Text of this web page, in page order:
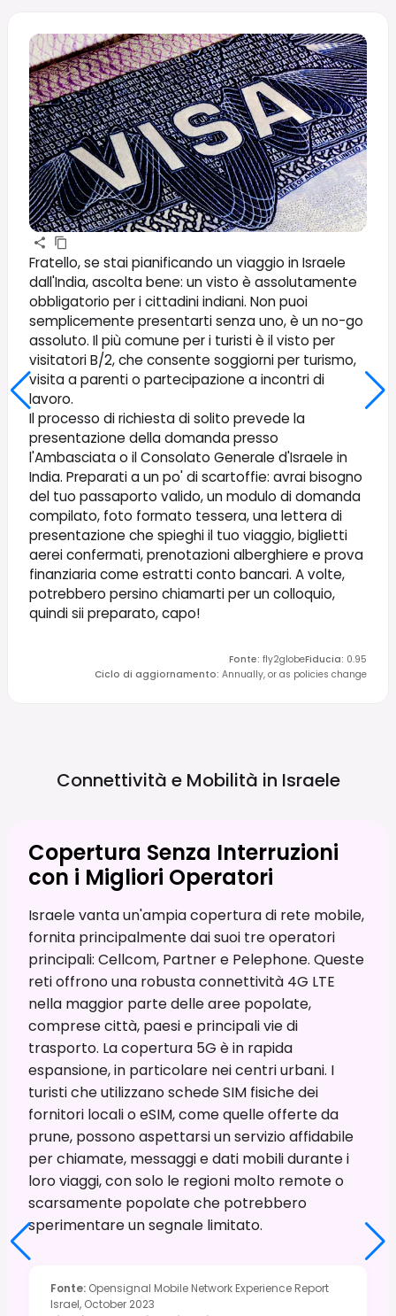
Fratello, se stai pianificando un viaggio in Israele
dall'India, ascolta bene: un visto è assolutamente
obbligatorio per i cittadini indiani. Non puoi
semplicemente presentarti senza uno, è un no-go
assoluto. Il più comune per i turisti è il visto per
visitatori B/2, che consente soggiorni per turismo,
visita a parenti o partecipazione a incontri di
lavoro.
Il processo di richiesta di solito prevede la
presentazione della domanda presso
l'Ambasciata o il Consolato Generale d'Israele in
India. Preparati a un po' di scartoffie: avrai bisogno
del tuo passaporto valido, un modulo di domanda
compilato, foto formato tessera, una lettera di
presentazione che spieghi il tuo viaggio, biglietti
aerei confermati, prenotazioni alberghiere e prova
finanziaria come estratti conto bancari. A volte,
potrebbero persino chiamarti per un colloquio,
quindi sii preparato, capo!
Fonte: fly2globeFiducia: 0.95
Ciclo di aggiornamento: Annually, or as policies change
Connettività e Mobilità in Israele
Copertura Senza Interruzioni
con i Migliori Operatori
Israele vanta un'ampia copertura di rete mobile,
fornita principalmente dai suoi tre operatori
principali: Cellcom, Partner e Pelephone. Queste
reti offrono una robusta connettività 4G LTE
nella maggior parte delle aree popolate,
comprese città, paesi e principali vie di
trasporto. La copertura 5G è in rapida
espansione, in particolare nei centri urbani. I
turisti che utilizzano schede SIM fisiche dei
fornitori locali o eSIM, come quelle offerte da
prune, possono aspettarsi un servizio affidabile
per chiamate, messaggi e dati mobili durante i
loro viaggi, con solo le regioni molto remote o
scarsamente popolate che potrebbero
sperimentare un segnale limitato.
Fonte: Opensignal Mobile Network Experience Report
Israel, October 2023